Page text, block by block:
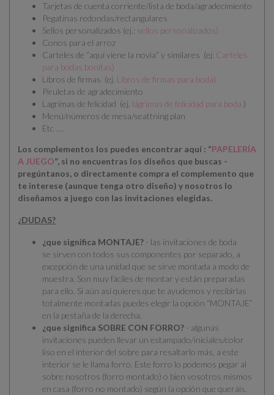
Tarjetas de cuenta corriente/lista de boda/agradecimiento
Pegatinas redondas/rectangulares
Sellos personalizados (ej.: sellos personalizados)
Conos para el arroz
Carteles de “aquí viene la novia” y similares (ej: Carteles
para bodas bonitas)
Libros de firmas (ej. Libros de firmas para boda)
Piruletas de agradecimiento
Lagrimas de felicidad (ej. lágrimas de felicidad para boda )
Menú/números de mesa/seattning plan
Etc ….
Los complementos los puedes encontrar aquí : “PAPELERÍA
A JUEGO”, si no encuentras los diseños que buscas -
pregúntanos, o directamente compra el complemento que
te interese (aunque tenga otro diseño) y nosotros lo
diseñamos a juego con las invitaciones elegidas.
¿DUDAS?
¿que significa MONTAJE? - las invitaciones de boda
se sirven con todos sus componentes por separado , a
excepción de una unidad que se sirve montada a modo de
muestra. Son muy fáciles de montar y están preparadas
para ello. Si aún así quieres que te ayudemos y recibirlas
totalmente montadas puedes elegir la opción “MONTAJE”
en la pestaña de la derecha.
¿que significa SOBRE CON FORRO? - algunas
invitaciones pueden llevar un estampado/iniciales/color
liso en el interior del sobre para resaltarlo más, a este
interior se le llama forro. Este forro lo podemos pegar al
sobre nosotros (forro montado) o bien vosotros mismos
en casa (forro no montado) según la opción que queráis.